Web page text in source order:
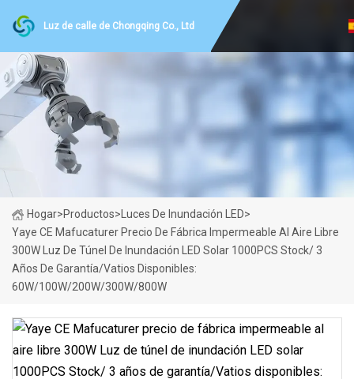
Luz de calle de Chongqing Co., Ltd
Hogar>Productos> Luces De Inundación LED>
Yaye CE Mafucaturer Precio De Fábrica Impermeable Al Aire Libre
300W Luz De Túnel De Inundación LED Solar 1000PCS Stock/ 3
Años De Garantía/Vatios Disponibles:
60W/100W/200W/300W/800W